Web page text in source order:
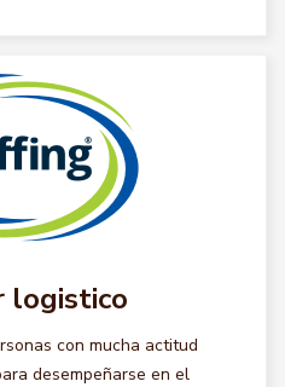
logistico
con mucha actitud
desempeñarse en el